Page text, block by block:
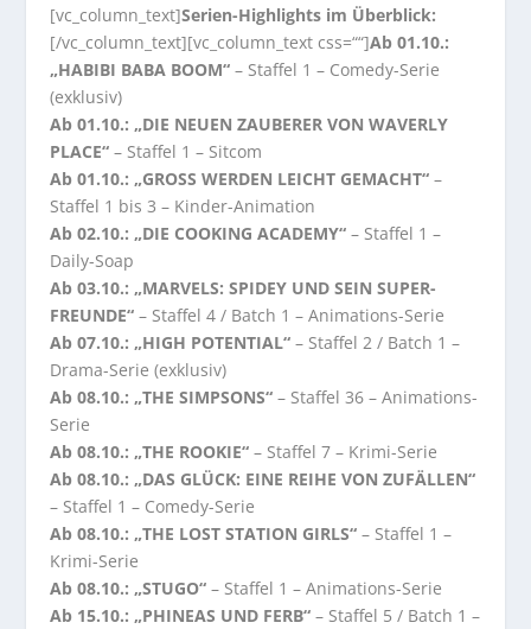
[vc_column_text]Serien-Highlights im Überblick:
[/vc_column_text][vc_column_text css=““]Ab 01.10.:
„HABIBI BABA BOOM“ – Staffel 1 – Comedy-Serie
(exklusiv)
Ab 01.10.: „DIE NEUEN ZAUBERER VON WAVERLY
PLACE“ – Staffel 1 – Sitcom
Ab 01.10.: „GROSS WERDEN LEICHT GEMACHT“ –
Staffel 1 bis 3 – Kinder-Animation
Ab 02.10.: „DIE COOKING ACADEMY“ – Staffel 1 –
Daily-Soap
Ab 03.10.: „MARVELS: SPIDEY UND SEIN SUPER-
FREUNDE“ – Staffel 4 / Batch 1 – Animations-Serie
Ab 07.10.: „HIGH POTENTIAL“ – Staffel 2 / Batch 1 –
Drama-Serie (exklusiv)
Ab 08.10.: „THE SIMPSONS“ – Staffel 36 – Animations-
Serie
Ab 08.10.: „THE ROOKIE“ – Staffel 7 – Krimi-Serie
Ab 08.10.: „DAS GLÜCK: EINE REIHE VON ZUFÄLLEN“
– Staffel 1 – Comedy-Serie
Ab 08.10.: „THE LOST STATION GIRLS“ – Staffel 1 –
Krimi-Serie
Ab 08.10.: „STUGO“ – Staffel 1 – Animations-Serie
Ab 15.10.: „PHINEAS UND FERB“ – Staffel 5 / Batch 1 –